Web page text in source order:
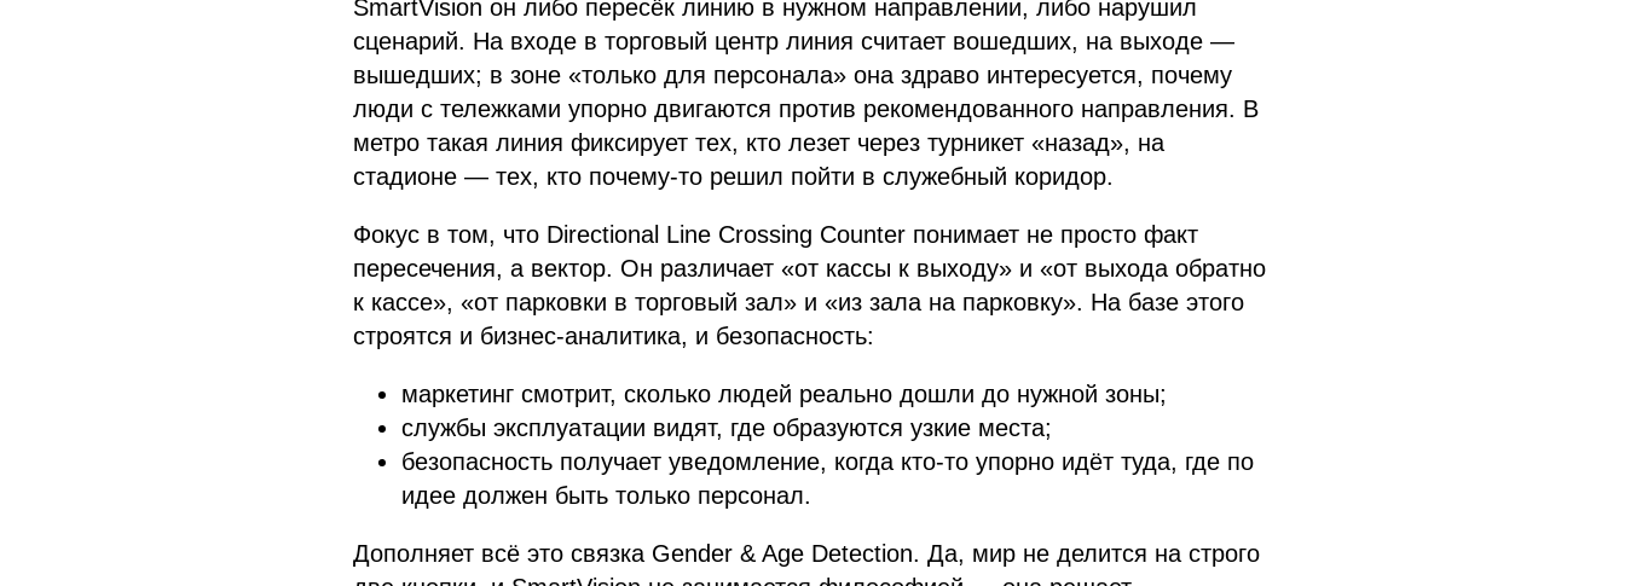
SmartVision он либо пересёк линию в нужном направлении, либо нарушил
сценарий. На входе в торговый центр линия считает вошедших, на выходе —
вышедших; в зоне «только для персонала» она здраво интересуется, почему
люди с тележками упорно двигаются против рекомендованного направления. В
метро такая линия фиксирует тех, кто лезет через турникет «назад», на
стадионе — тех, кто почему-то решил пойти в служебный коридор.
Фокус в том, что Directional Line Crossing Counter понимает не просто факт
пересечения, а вектор. Он различает «от кассы к выходу» и «от выхода обратно
к кассе», «от парковки в торговый зал» и «из зала на парковку». На базе этого
строятся и бизнес-аналитика, и безопасность:
маркетинг смотрит, сколько людей реально дошли до нужной зоны;
службы эксплуатации видят, где образуются узкие места;
безопасность получает уведомление, когда кто-то упорно идёт туда, где по
идее должен быть только персонал.
Дополняет всё это связка Gender & Age Detection. Да, мир не делится на строго